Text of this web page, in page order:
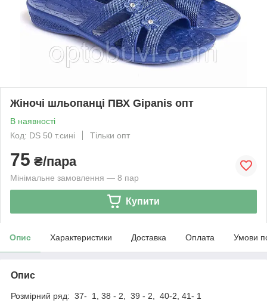
Жіночі шльопанці ПВХ Gipanis опт
В наявності
Код: DS 50 т.сині
Тільки опт
75 ₴/пара
Мінімальне замовлення — 8 пар
Купити
Опис Характеристики Доставка Оплата Умови
Опис
Розмірний ряд: 37- 1, 38 - 2, 39 - 2, 40-2, 41- 1